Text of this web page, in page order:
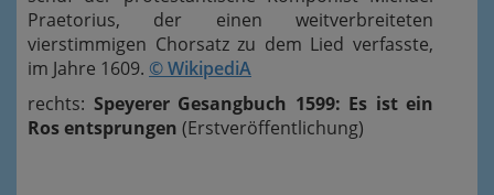
Praetorius, der einen weitverbreiteten
vierstimmigen Chorsatz zu dem Lied verfasste,
im Jahre 1609. © WikipediA
rechts: Speyerer Gesangbuch 1599: Es ist ein
Ros entsprungen (Erstveröffentlichung)